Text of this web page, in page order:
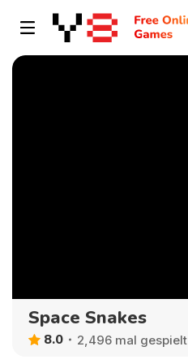
Space Snakes
8.0 2,496 mal gespielt